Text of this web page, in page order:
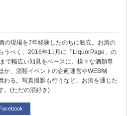
の現場を7年経験したのちに独立。お酒の
うべく、2016年11月に「LiquorPage」の
で幅広い知見をベースに、様々な酒類専
か、酒類イベントの企画運営やWEB制
わる。写真撮影も行うなど、お酒を通じた
。(ただの酒好き)
Facebook